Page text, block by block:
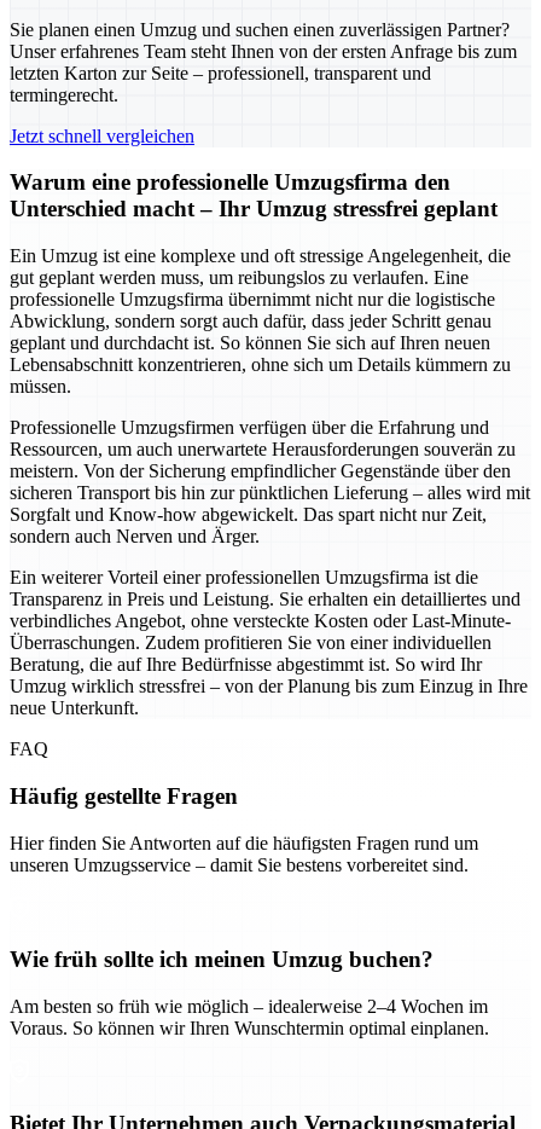
Sie planen einen Umzug und suchen einen zuverlässigen Partner?
Unser erfahrenes Team steht Ihnen von der ersten Anfrage bis zum
letzten Karton zur Seite – professionell, transparent und
termingerecht.
Jetzt schnell vergleichen
Warum eine professionelle Umzugsfirma den
Unterschied macht – Ihr Umzug stressfrei geplant
Ein Umzug ist eine komplexe und oft stressige Angelegenheit, die
gut geplant werden muss, um reibungslos zu verlaufen. Eine
professionelle Umzugsfirma übernimmt nicht nur die logistische
Abwicklung, sondern sorgt auch dafür, dass jeder Schritt genau
geplant und durchdacht ist. So können Sie sich auf Ihren neuen
Lebensabschnitt konzentrieren, ohne sich um Details kümmern zu
müssen.
Professionelle Umzugsfirmen verfügen über die Erfahrung und
Ressourcen, um auch unerwartete Herausforderungen souverän zu
meistern. Von der Sicherung empfindlicher Gegenstände über den
sicheren Transport bis hin zur pünktlichen Lieferung – alles wird mit
Sorgfalt und Know-how abgewickelt. Das spart nicht nur Zeit,
sondern auch Nerven und Ärger.
Ein weiterer Vorteil einer professionellen Umzugsfirma ist die
Transparenz in Preis und Leistung. Sie erhalten ein detailliertes und
verbindliches Angebot, ohne versteckte Kosten oder Last-Minute-
Überraschungen. Zudem profitieren Sie von einer individuellen
Beratung, die auf Ihre Bedürfnisse abgestimmt ist. So wird Ihr
Umzug wirklich stressfrei – von der Planung bis zum Einzug in Ihre
neue Unterkunft.
FAQ
Häufig gestellte Fragen
Hier finden Sie Antworten auf die häufigsten Fragen rund um
unseren Umzugsservice – damit Sie bestens vorbereitet sind.
Wie früh sollte ich meinen Umzug buchen?
Am besten so früh wie möglich – idealerweise 2–4 Wochen im
Voraus. So können wir Ihren Wunschtermin optimal einplanen.
Bietet Ihr Unternehmen auch Verpackungsmaterial